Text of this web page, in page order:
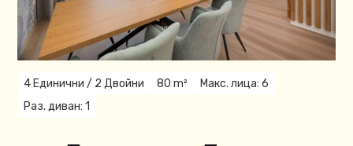
4 Единични / 2 Двойни 80 m²
Макс. лица: 6
Раз. диван: 1